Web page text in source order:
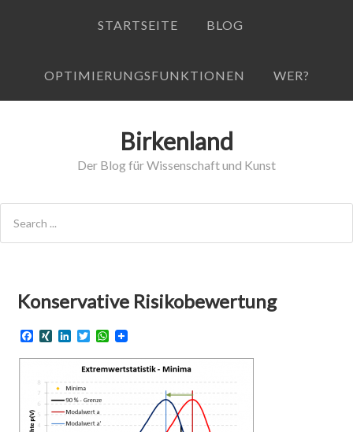
STARTSEITE BLOG
OPTIMIERUNGSFUNKTIONEN WER?
Birkenland
Der Blog für Wissenschaft und Kunst
Konservative Risikobewertung
F
c
b
o
o
k
X
N
L
n
e
d
I
n
T
i
t
e
r
W
a
t
A
p